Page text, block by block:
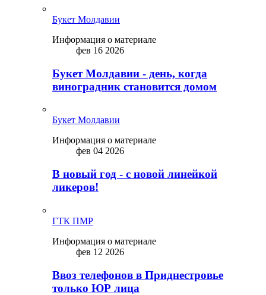
Букет Молдавии
Информация о материале
фев 16 2026
Букет Молдавии - день, когда
виноградник становится домом
Букет Молдавии
Информация о материале
фев 04 2026
В новый год - с новой линейкой
ликepoв!
ГТК ПМР
Информация о материале
фев 12 2026
Ввоз телефонов в Приднестровье
только ЮР лица